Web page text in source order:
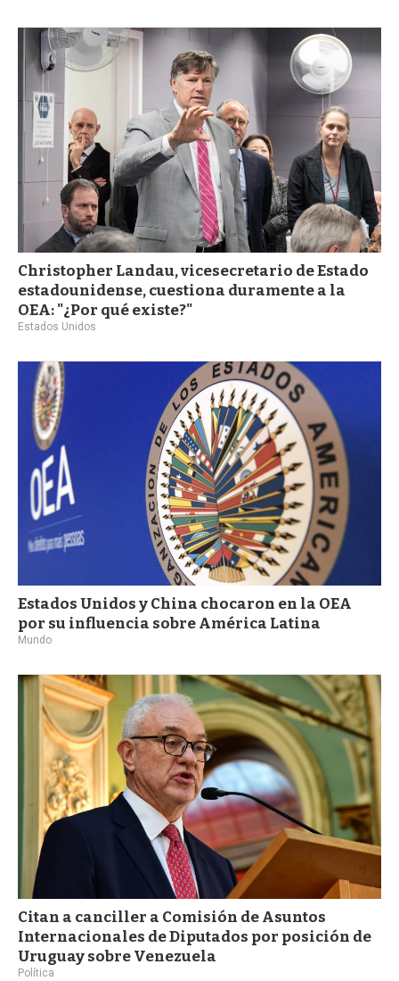
Christopher Landau, vicesecretario de Estado
estadounidense, cuestiona duramente a la
OEA: "¿Por qué existe?"
Estados Unidos
Estados Unidos y China chocaron en la OEA
por su influencia sobre América Latina
Mundo
Citan a canciller a Comisión de Asuntos
Internacionales de Diputados por posición de
Uruguay sobre Venezuela
Política